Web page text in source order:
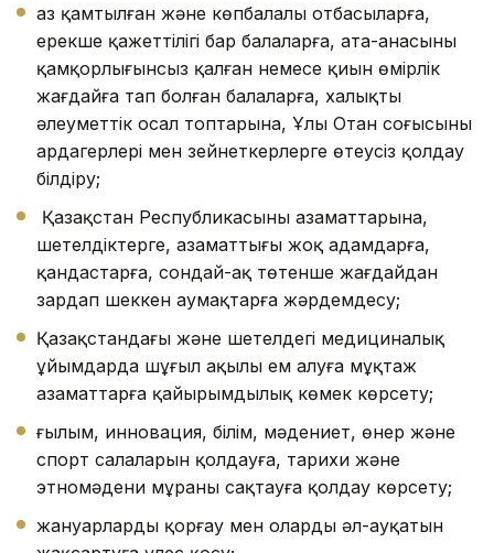
аз қамтылған және көпбалалы отбасыларға,
ерекше қажеттілігі бар балаларға, ата-анасының
қамқорлығынсыз қалған немесе қиын өмірлік
жағдайға тап болған балаларға, халықтың
әлеуметтік осал топтарына, Ұлы Отан соғысының
ардагерлері мен зейнеткерлерге өтеусіз қолдау
білдіру;
Қазақстан Республикасының азаматтарына,
шетелдіктерге, азаматтығы жоқ адамдарға,
қандастарға, сондай-ақ төтенше жағдайдан
зардап шеккен аумақтарға жәрдемдесу;
Қазақстандағы және шетелдегі медициналық
ұйымдарда шұғыл ақылы ем алуға мұқтаж
азаматтарға қайырымдылық көмек көрсету;
ғылым, инновация, білім, мәдениет, өнер және
спорт салаларын қолдауға, тарихи және
этномәдени мұраны сақтауға қолдау көрсету;
жануарларды қорғау мен олардың әл-ауқатын